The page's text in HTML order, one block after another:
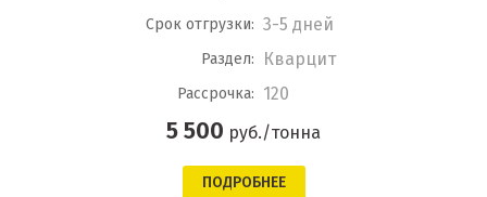
Срок отгрузки: 3-5 дней
Раздел: Кварцит
Рассрочка: 120
5 500 руб./тонна
ПОДРОБНЕЕ